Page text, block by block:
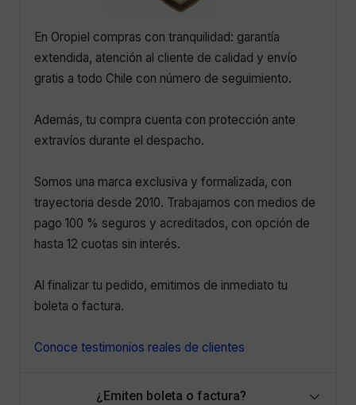
En Oropiel compras con tranquilidad: garantía
extendida, atención al cliente de calidad y envío
gratis a todo Chile con número de seguimiento.
Además, tu compra cuenta con protección ante
extravíos durante el despacho.
Somos una marca exclusiva y formalizada, con
trayectoria desde 2010. Trabajamos con medios de
pago 100 % seguros y acreditados, con opción de
hasta 12 cuotas sin interés.
Al finalizar tu pedido, emitimos de inmediato tu
boleta o factura.
Conoce testimonios reales de clientes
¿Emiten boleta o factura?